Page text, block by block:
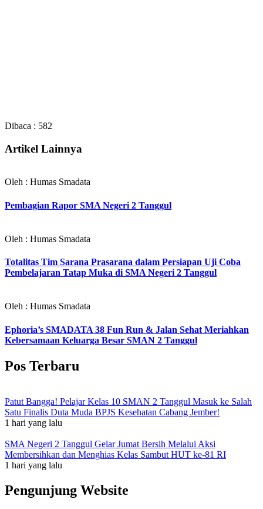
Dibaca : 582
Artikel Lainnya
Oleh : Humas Smadata
Pembagian Rapor SMA Negeri 2 Tanggul
Oleh : Humas Smadata
Totalitas Tim Sarana Prasarana dalam Persiapan Uji Coba
Pembelajaran Tatap Muka di SMA Negeri 2 Tanggul
Oleh : Humas Smadata
Ephoria’s SMADATA 38 Fun Run & Jalan Sehat Meriahkan
Kebersamaan Keluarga Besar SMAN 2 Tanggul
Pos Terbaru
Patut Bangga! Pelajar Kelas 10 SMAN 2 Tanggul Masuk ke Salah
Satu Finalis Duta Muda BPJS Kesehatan Cabang Jember!
1 hari yang lalu
SMA Negeri 2 Tanggul Gelar Jumat Bersih Melalui Aksi
Membersihkan dan Menghias Kelas Sambut HUT ke-81 RI
1 hari yang lalu
Pengunjung Website